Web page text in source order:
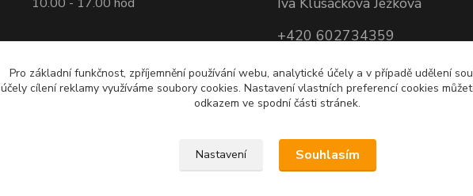
+420 602734359
(po-pá 10.00-17.00hod)
iva@ivadekor.cz
Pro základní funkčnost, zpříjemnění používání webu, analytické účely a v případě udělení
účely cílení reklamy využíváme soubory cookies. Nastavení vlastních preferencí cookies
odkazem ve spodní části stránek.
Nastavení Souhlasím